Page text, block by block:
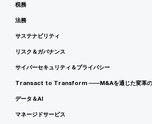
税務
法務
サステナビリティ
リスク＆ガバナンス
サイバーセキュリティ＆プライバシー
Transact to Transform ――M&Aを通じた変革の
データ＆AI
マネージドサービス